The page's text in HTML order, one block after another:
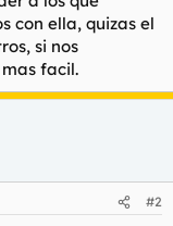
con ella, quizas el
si nos
facil.
#2